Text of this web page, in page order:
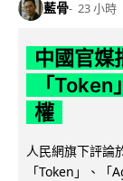
藍骨 23 小時
中國官
「
權
人民網旗下評論
「Token」、